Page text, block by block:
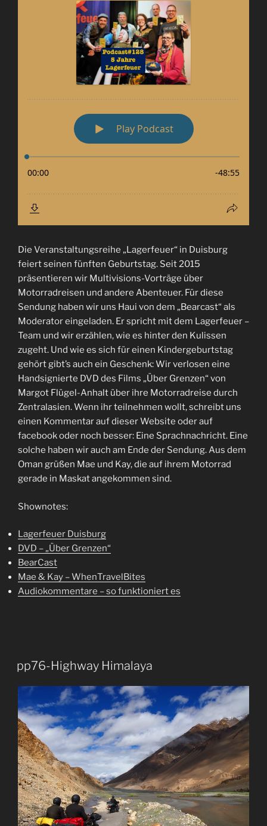
Die Veranstaltungsreihe „Lagerfeuer“ in Duisburg
feiert seinen fünften Geburtstag. Seit 2015
präsentieren wir Multivisions-Vorträge über
Motorradreisen und andere Abenteuer. Für diese
Sendung haben wir uns Haui von dem „Bearcast“ als
Moderator eingeladen. Er spricht mit dem Lagerfeuer –
Team und wir erzählen, wie es hinter den Kulissen
zugeht. Und wie es sich für einen Kindergeburtstag
gehört gibt’s auch ein Geschenk: Wir verlosen eine
Handsignierte DVD des Films „Über Grenzen“ von
Margot Flügel-Anhalt über ihre Motorradreise durch
Zentralasien. Wenn ihr teilnehmen wollt, schreibt uns
einen Kommentar auf dieser Website oder auf
facebook oder noch besser: Eine Sprachnachricht. Eine
solche haben wir auch am Ende der Sendung. Aus dem
Oman grüßen Mae und Kay, die auf ihrem Motorrad
gerade in Maskat angekommen sind.
Shownotes:
Lagerfeuer Duisburg
DVD – „Über Grenzen“
BearCast
Mae & Kay – WhenTravelBites
Audiokommentare – so funktioniert es
pp76-Highway Himalaya